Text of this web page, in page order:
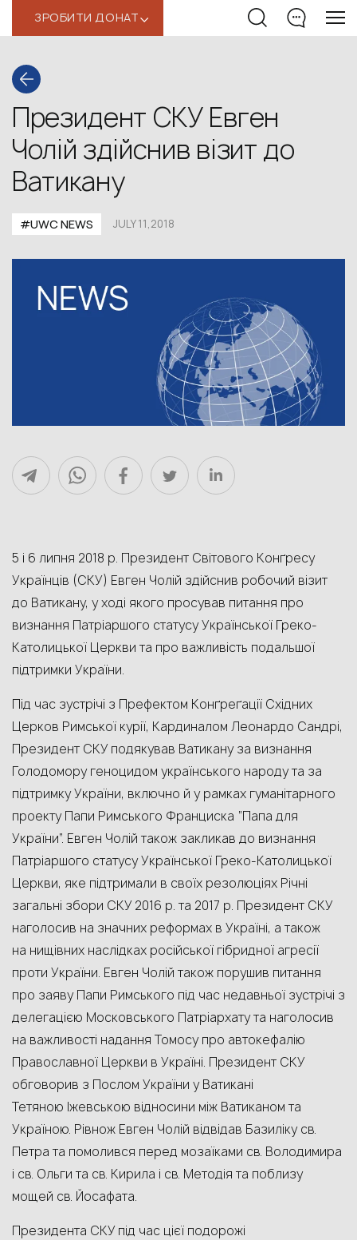
ЗРОБИТИ ДОНАТ‹
Президент СКУ Евген
Чолій здійснив візит до
Ватикану
#UWC NEWS JULY 11,2018
5 і 6 липня 2018 р. Президент Світового Конґресу
Українців (СКУ) Евген Чолій здійснив робочий візит
до Ватикану, у ході якого просував питання про
визнання Патріаршого статусу Української Греко-
Католицької Церкви та про важливість подальшої
підтримки України.
Під час зустрічі з Префектом Конґреґації Східних
Церков Римської курії, Кардиналом Леонардо Сандрі,
Президент СКУ подякував Ватикану за визнання
Голодомору геноцидом українського народу та за
підтримку України, включно й у рамках гуманітарного
проекту Папи Римського Франциска “Папа для
України”. Евген Чолій також закликав до визнання
Патріаршого статусу Української Греко-Католицької
Церкви, яке підтримали в своїх резолюціях Річні
загальні збори СКУ 2016 р. та 2017 р. Президент СКУ
наголосив на значних реформах в Україні, а також
на нищівних наслідках російської гібридної агресії
проти України. Евген Чолій також порушив питання
про заяву Папи Римського під час недавньої зустрічі з
делегацією Московського Патріархату та наголосив
на важливості надання Томосу про автокефалію
Православної Церкви в Україні. Президент СКУ
обговорив з Послом України у Ватикані
Тетяною Іжевською відносини між Ватиканом та
Україною. Рівнож Евген Чолій відвідав Базиліку св.
Петра та помолився перед мозаїками св. Володимира
і св. Ольги та св. Кирила і св. Методія та поблизу
мощей св. Йосафата.
Президента СКУ під час цієї подорожі